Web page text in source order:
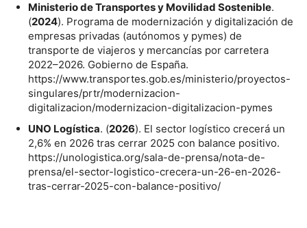
Ministerio de Transportes y Movilidad Sostenible.
(2024). Programa de modernización y digitalización de
empresas privadas (autónomos y pymes) de
transporte de viajeros y mercancías por carretera
2022–2026. Gobierno de España.
https://www.transportes.gob.es/ministerio/proyectos-
singulares/prtr/modernizacion-
digitalizacion/modernizacion-digitalizacion-pymes
UNO Logística. (2026). El sector logístico crecerá un
2,6% en 2026 tras cerrar 2025 con balance positivo.
https://unologistica.org/sala-de-prensa/nota-de-
prensa/el-sector-logistico-crecera-un-26-en-2026-
tras-cerrar-2025-con-balance-positivo/